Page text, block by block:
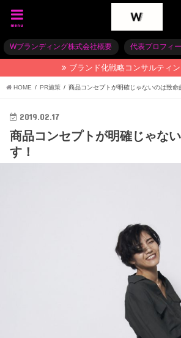
menu
Wブランディング株式会社概要 代表プロフィ
ブランド化戦略コンサルティ
HOME PR施策 商品コンセプトが明確じゃないのは致命
2019.02.17
商品コンセプトが明確じゃな
す！